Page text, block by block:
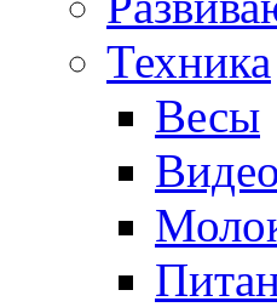
Техника
Весы